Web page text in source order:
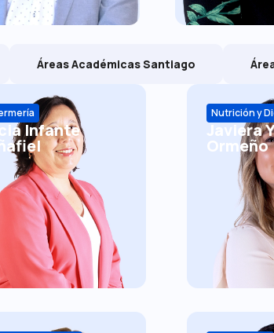
Áreas Académicas Santiago
Infante
Nutrición y
Javiera
Ormeño